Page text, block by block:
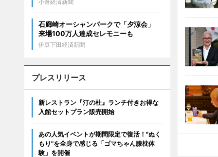
小倉経済新聞
石廊崎オーシャンパークで「夕涼会」
来場100万人達成セレモニーも
伊豆下田経済新聞
プレスリリース
新レストラン『汀の杜』ランチ付きお得な
入館セットプラン販売開始
あの人気イベントが期間限定で復活！"ぬく
もり"を全身で感じる「ゴマちゃん膝枕体
験」を開催